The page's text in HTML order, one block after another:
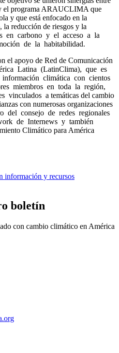
programa ARAUCLIMA que
y que está enfocado en la
reducción de riesgos y la
en carbono y el acceso a la
de la habitabilidad.
el apoyo de Red de Comunicación
Latina (LatinClima), que es
climática con cientos
miembros en toda la región,
vinculados a temáticas del cambio
con numerosas organizaciones
del consejo de redes regionales
de Internews y también
Climático para América
información y recursos
boletín
con cambio climático en América